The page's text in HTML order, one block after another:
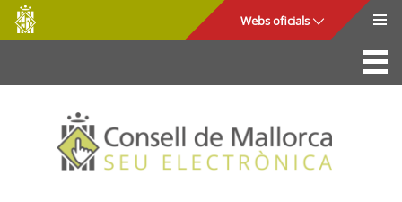
Salta al contingut principal
Consell
de
Mallorca
Webs oficials
La Seu
Consell de Mallorca
Accés i seguretat